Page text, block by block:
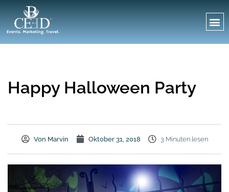
Happy Halloween Party
Von Marvin Oktober 31, 2018 3 Minuten lesen